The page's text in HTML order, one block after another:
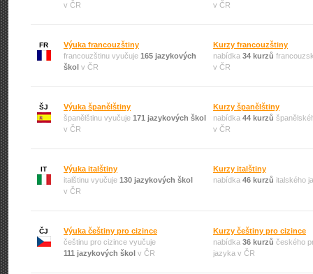
v ČR
v ČR
FR
Výuka francouzštiny
francouzštinu vyučuje 165 jazykových
škol v ČR
Kurzy francouzštiny
nabídka 34 kurzů
v ČR
ŠJ
Výuka španělštiny
španělštinu vyučuje 171 jazykových škol
v ČR
Kurzy španělštiny
nabídka 44 kurzů
v ČR
IT
Výuka italštiny
italštinu vyučuje 130 jazykových škol
v ČR
Kurzy italštiny
nabídka 46 kurzů italského
ČJ
Výuka češtiny pro cizince
češtinu pro cizince vyučuje
111 jazykových škol v ČR
Kurzy češtiny pro cizince
nabídka 36 kurzů českého
jazyka v ČR